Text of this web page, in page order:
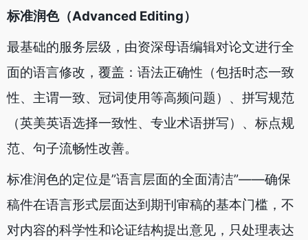
标准润色（Advanced Editing）
最基础的服务层级，由资深母语编辑对论文进行全
面的语言修改，覆盖：语法正确性（包括时态一致
性、主谓一致、冠词使用等高频问题）、拼写规范
（英美英语选择一致性、专业术语拼写）、标点规
范、句子流畅性改善。
标准润色的定位是”语言层面的全面清洁”——确保
稿件在语言形式层面达到期刊审稿的基本门槛，不
对内容的科学性和论证结构提出意见，只处理表达